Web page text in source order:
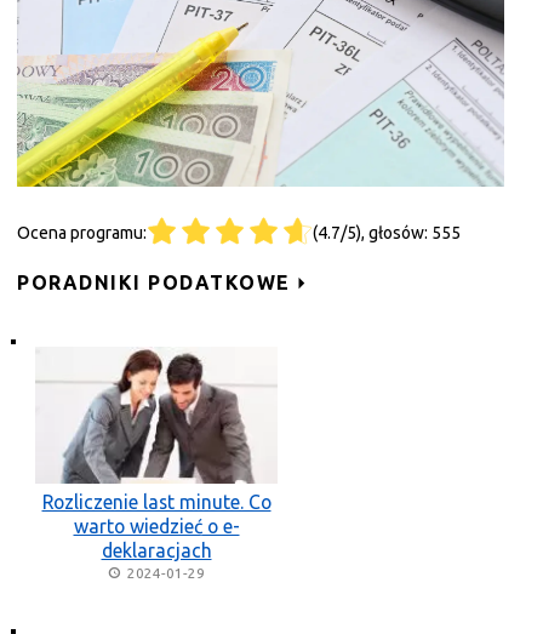
Ocena programu: (4.7/5), głosów: 555
PORADNIKI PODATKOWE
Rozliczenie last minute. Co
warto wiedzieć o e-
deklaracjach
2024-01-29